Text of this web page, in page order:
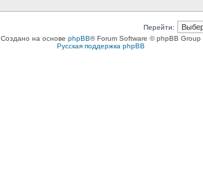
Перейти:
Создано на основе phpBB® Forum Software © phpBB Group
Русская поддержка phpBB